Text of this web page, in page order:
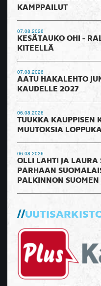
KAMPPAILUT
07.08.2026
KESÄTAUKO OHI -
KITEELLÄ
07.08.2026
AATU HAKALEHTO
KAUDELLE 2027
06.08.2026
TUUKKA KAUPPISEN
MUUTOKSIA
06.08.2026
OLLI LAHTI JA
PARHAAN
PALKINNON